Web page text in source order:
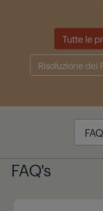
Tutte le
Risoluzione dei
FAQ's